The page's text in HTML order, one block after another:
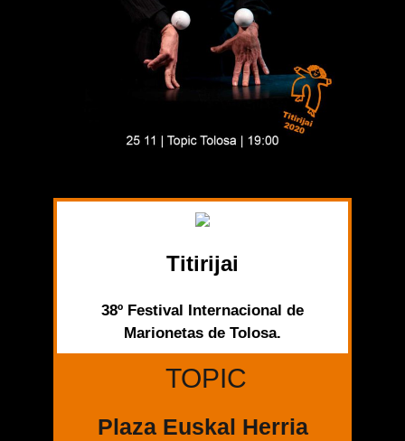
Titirijai
38º Festival Internacional de
Marionetas de Tolosa.
TOPIC
Plaza Euskal Herria